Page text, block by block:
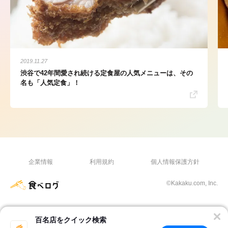
百名店をクイック検索
2019.11.27
渋谷で42年間愛され続ける定食屋の人気メニューは、その
名も「人気定食」！
企業情報 利用規約 個人情報保護方針
©Kakaku.com, Inc.